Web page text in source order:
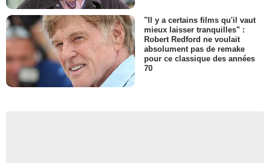
"Il y a certains films qu'il vaut
mieux laisser tranquilles" :
Robert Redford ne voulait
absolument pas de remake
pour ce classique des années
70